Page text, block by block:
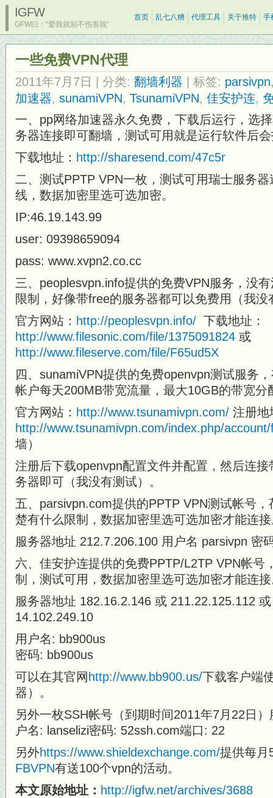
IGFW
GFW曰：“爱我就别不伤害我”
首页 乱七八糟 代理工具 关于推特 手
一些免费VPN代理
2011年7月7日 | 分类: 翻墙利器 | 标签: parsivpn
加速器, sunamiVPN, TsunamiVPN, 佳安护连,
一、pp网络加速器永久免费，下载后运行，选
务器连接即可翻墙，测试可用就是运行软件后
下载地址： http://sharesend.com/47c5r
二、测试PPTP VPN一枚，测试可用瑞士服务
线，数据加密里选可选加密。
IP:46.19.143.99
user: 09398659094
pass: www.xvpn2.co.cc
三、peoplesvpn.info提供的免费VPN服务，没
限制，好像带free的服务器都可以免费用（我没
官方网站： http://peoplesvpn.info/ 下载地址：
http://www.filesonic.com/file/1375091824 或
http://www.fileserve.com/file/F65ud5X
四、sunamiVPN提供的免费openvpn测试服务
帐户每天200MB带宽流量，最大10GB的带宽分
官方网站： http://www.tsunamivpn.com/ 注册地
http://www.tsunamivpn.com/index.php/
墙）
注册后下载openvpn配置文件并配置，然后连
务器即可（我没有测试）。
五、parsivpn.com提供的PPTP VPN测试帐号
楚有什么限制，数据加密里选可选加密才能连
服务器地址 212.7.206.100 用户名 parsivpn 密
六、佳安护连提供的免费PPTP/L2TP VPN帐号
制，测试可用，数据加密里选可选加密才能连
服务器地址 182.16.2.146 或 211.22.125.112
14.102.249.10
用户名: bb900us
密码: bb900us
可以在其官网 http://www.bb900.us/下载客户端
器）。
另外一枚SSH帐号（到期时间2011年7月22日
户名: lanselizi密码: 52ssh.com端口: 22
另外https://www.shieldexchange.com/提供每月
FBVPN有送100个vpn的活动。
本文原始地址： http://igfw.net/archives/3688